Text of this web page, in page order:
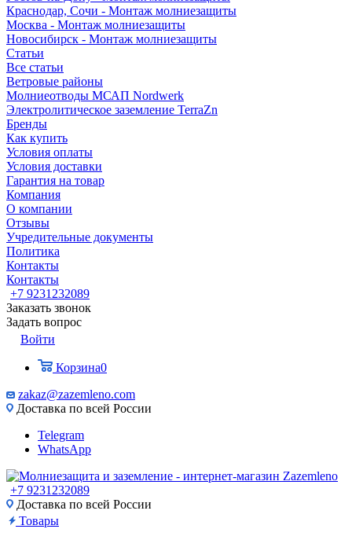
Краснодар, Сочи - Монтаж молниезащиты
Москва - Монтаж молниезащиты
Новосибирск - Монтаж молниезащиты
Статьи
Все статьи
Ветровые районы
Молниеотводы МСАП Nordwerk
Электролитическое заземление TerraZn
Бренды
Как купить
Условия оплаты
Условия доставки
Гарантия на товар
Компания
О компании
Отзывы
Учредительные документы
Политика
Контакты
Контакты
+7 9231232089
Заказать звонок
Задать вопрос
Войти
Корзина0
zakaz@zazemleno.com
Доставка по всей России
Telegram
WhatsApp
+7 9231232089
Доставка по всей России
Товары